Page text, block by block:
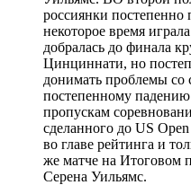
россиянки
некоторое время
добралась до финала
Цинциннати, но
донимать проблемы
постепенному падению
пропускам
сделанного до US
во главе рейтинга и
же матче на Итоговом
Серена Уильямс.